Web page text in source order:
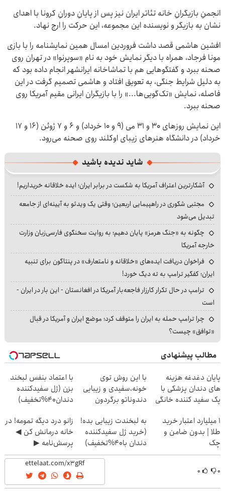
انجمنِ بازیگرانِ خانه‌ تئاتر ایران نیز پس از پایانِ دورانِ کرونا با اهدای
نشان به بازیگر و نویسنده‌ این مجموعه، این حرکت را ارج نهاد.
افشین هاشمی قصد داشت فروردین امسال همین نمایشنامه را با بازی
مونا فرجاد، همراه با دیگر نمایش خود به نام «سوپرنوا» در تهران روی
صحنه ببرد و گفتگوهایی هم با تماشاخانه ایرانشهر انجام داده بود که
به دلیل شرایط جنگی، به تعویق افتاد و هاشمی تصمیم گرفت در این
فاصله، نمایش «تک‌گویی‌ها...» را با بازیگران ایرانی مقیم آمریکا روی
صحنه ببرد.
این نمایش روزهای ۳۰ و ۳۱ می (۹ و ۱۰ خرداد) و ۶ و ۷ ژوئن (۱۶ و ۱۷
خرداد) در دانشگاه هنرهای زیبای اوکلند روی صحنه می‌رود.
شاید ندیده باشید
آشکارترین اعتراف آمریکا به شکست در برابر ایران؛ ایده خلاقانه خریداریم!
مجتبی شکوری در راهپیمایی اربعین؛ وقتی یک ویدئو به آیینه‌ای از جامعه
تبدیل می‌شود
چگونه به «جنگ هرمز» پایان دهیم؛ به روایت سخنگوی فارسی‌زبان وزارت
خارجه آمریکا
فراخوان دریافت ایده‌های «خلاقانه و نامتعارف» در پنتاگون برای تنبیه
ایران؛ کفگیر ترامپ به ته دیگ خورد!
ترامپ در حال تکرار کارزار فاجعه‌بار آمریکا در افغانستان - این بار در ایران -
است
چرا ترامپ حمله به ایران را متوقف کرد؛ موضع ایران و آمریکا در قبال
«توافق» چیست؟
مطالب پیشنهادی
پایان دغدغه هزینه
های دندان پزشکی با
پک سفید کننده خانگی
با این روش توی
خونه،سفیدی و زیبایی
دندوناتو برگردون
با اعتماد بنفس لبخند
بزن (ژل سفیدکننده
دندان40%تخفیف)
۱ میلیارد اعتبار خرید
طلا | بدون ضامن و
چک
به لبخندت زیبایی بده!
(خرید ژل سفیدکننده
دندان با40%تخفیف)
زانو درد دیگه تمومه! در
خانه درمانش کن ◀
پرسش‌نامه ▶
۰ ۰